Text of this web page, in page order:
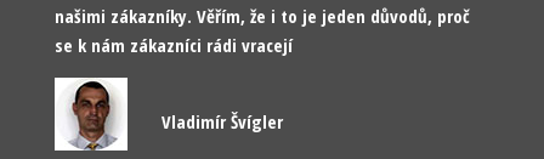
našimi zákazníky. Věřím, že i to je jeden důvodů, proč
se k nám zákazníci rádi vracejí
Vladimír Švígler